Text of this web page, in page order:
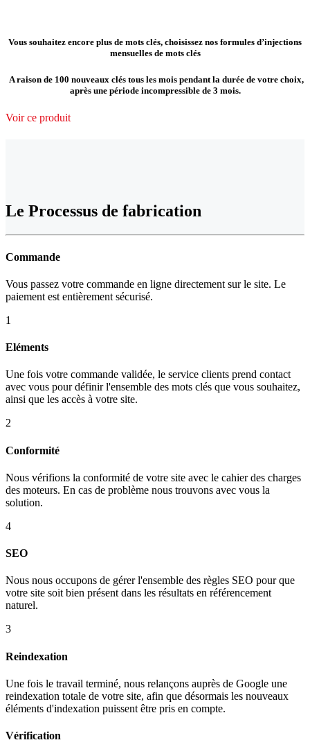
Vous souhaitez encore plus de mots clés, choisissez nos formules d’injections
mensuelles de mots clés
A raison de 100 nouveaux clés tous les mois pendant la durée de votre choix,
après une période incompressible de 3 mois.
Voir ce produit
Le Processus de fabrication
Commande
Vous passez votre commande en ligne directement sur le site. Le
paiement est entièrement sécurisé.
1
Eléments
Une fois votre commande validée, le service clients prend contact
avec vous pour définir l'ensemble des mots clés que vous souhaitez,
ainsi que les accès à votre site.
2
Conformité
Nous vérifions la conformité de votre site avec le cahier des charges
des moteurs. En cas de problème nous trouvons avec vous la
solution.
4
SEO
Nous nous occupons de gérer l'ensemble des règles SEO pour que
votre site soit bien présent dans les résultats en référencement
naturel.
3
Reindexation
Une fois le travail terminé, nous relançons auprès de Google une
reindexation totale de votre site, afin que désormais les nouveaux
éléments d'indexation puissent être pris en compte.
Vérification